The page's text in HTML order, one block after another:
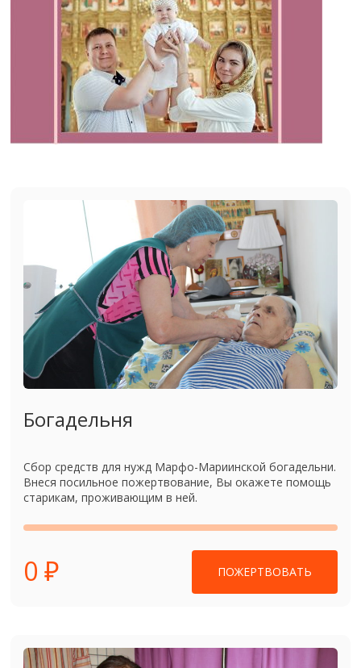
Богадельня
Сбор средств для нужд Марфо-Мариинской богадельни.
Внеся посильное пожертвование, Вы окажете помощь
старикам, проживающим в ней.
0 ₽ ПОЖЕРТВОВАТЬ